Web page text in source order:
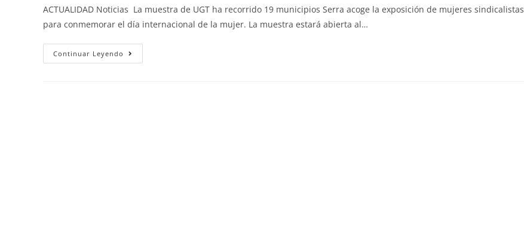
ACTUALIDAD Noticias La muestra de UGT ha recorrido 19 municipios Serra acoge la exposición de mujeres sindicalistas
para conmemorar el día internacional de la mujer. La muestra estará abierta al…
Continuar Leyendo